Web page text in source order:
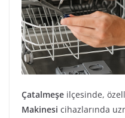
Çatalmeşe ilçesinde,
Makinesi cihazlarında